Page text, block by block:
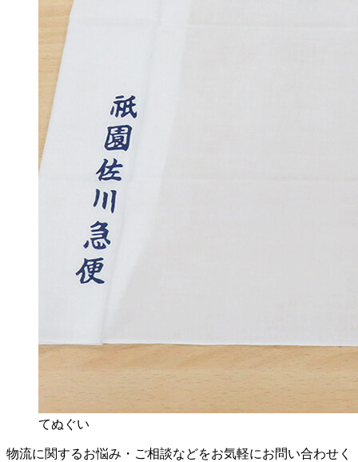
てぬぐい
物流に関するお悩み・ご相談などをお気軽にお問い合わせく